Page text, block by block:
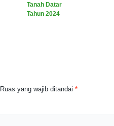
Tanah Datar
Tahun 2024
Ruas yang wajib ditandai *